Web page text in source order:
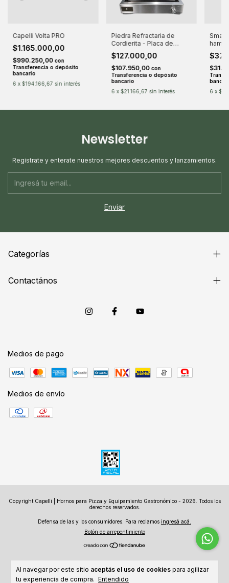
Al navegar por este sitio aceptás el uso de cookies para agilizar
tu experiencia de compra. Entendido
Capelli Volta PRO
$1.165.000,00
$990.250,00 con
Transferencia o depósito
bancario
6 x $194.166,67 sin interés
Piedra Refractaria de
Cordierita - Placa de
cocción para Volta y Volta
Pro
$127.000,00
$107.950,00 con
Transferencia o depósito
bancario
6 x $21.166,67 sin interés
6 x
Newsletter
Registrate y enterate nuestros mejores descuentos y lanzamientos.
Categorías
Contactános
Medios de pago
Medios de envío
Copyright Capelli | Hornos para Pizza y Equipamiento Gastronómico - 2026. Todos los
derechos reservados.
Defensa de las y los consumidores. Para reclamos ingresá acá.
Botón de arrepentimiento